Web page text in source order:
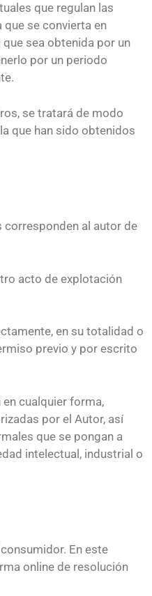
que regulan las
se convierta en
sea obtenida por un
por un periodo
se tratará de modo
que han sido obtenidos
al autor de
acto de explotación
en su totalidad o
previo y por escrito
cualquier forma,
por el Autor, así
que se pongan a
intelectual, industrial o
En este
online de resolución